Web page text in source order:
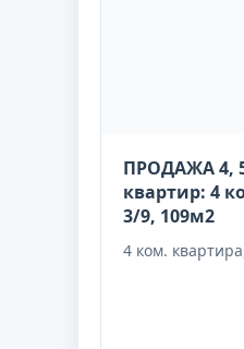
ПРОДАЖА 4,
квартир: 4
3/9, 109м2
4 ком.